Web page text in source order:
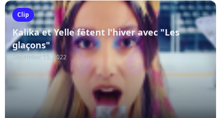
Clip
Kalika et Yelle fêtent l'hiver avec "Les
glaçons"
December 15, 2022